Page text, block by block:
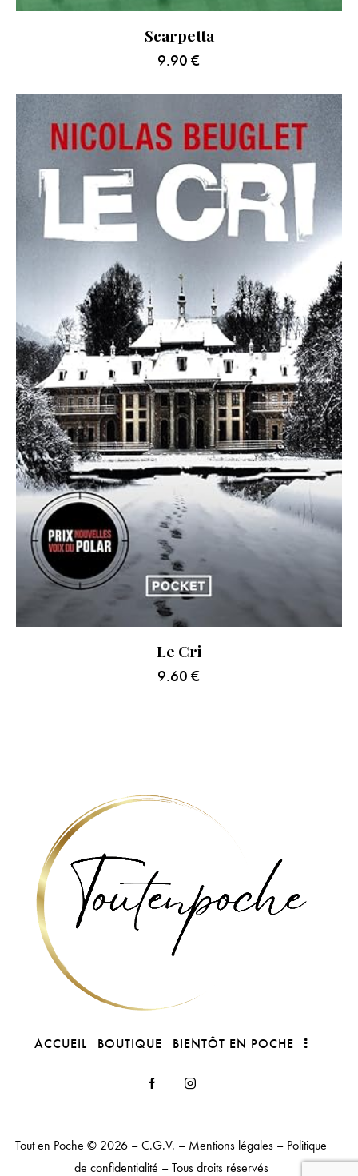
Scarpetta
9.90 €
Le Cri
9.60 €
ACCUEIL BOUTIQUE BIENTÔT EN POCHE
Tout en Poche © 2026 –C.G.V. – Mentions légales – Politique
de confidentialité – Tous droits réservés